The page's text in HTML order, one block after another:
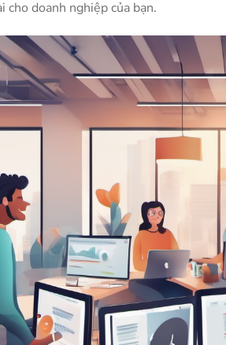
cho doanh nghiệp của bạn.